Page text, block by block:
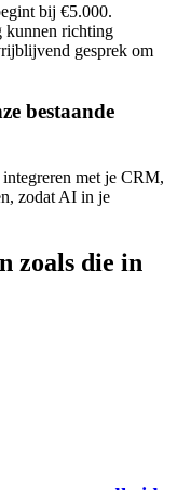
bij €5.000.
kunnen richting
gesprek om
bestaande
integreren met je CRM,
zodat AI in je
zoals die in